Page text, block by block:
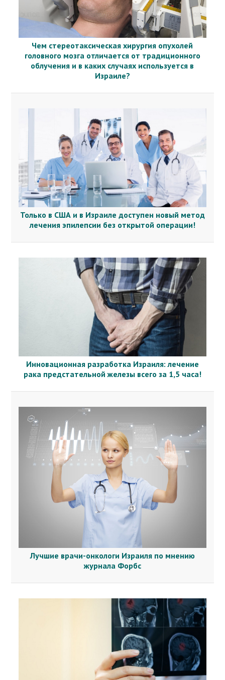
Чем стереотаксическая хирургия опухолей
головного мозга отличается от традиционного
облучения и в каких случаях используется в
Израиле?
Только в США и в Израиле доступен новый метод
лечения эпилепсии без открытой операции!
Инновационная разработка Израиля: лечение
рака предстательной железы всего за 1,5 часа!
Лучшие врачи-онкологи Израиля по мнению
журнала Форбс